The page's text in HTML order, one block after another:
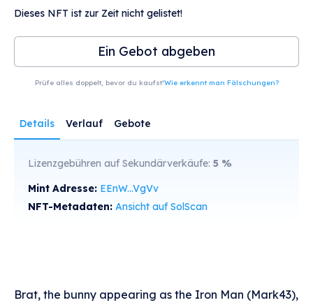
Dieses NFT ist zur Zeit nicht gelistet!
Ein Gebot abgeben
Prüfe alles doppelt, bevor du kaufst!Wie erkennt man Fälschungen?
Details Verlauf Gebote
Lizenzgebühren auf Sekundärverkäufe: 5 %
Mint Adresse: EEnW...VgVv
NFT-Metadaten: Ansicht auf SolScan
Brat, the bunny appearing as the Iron Man (Mark43),